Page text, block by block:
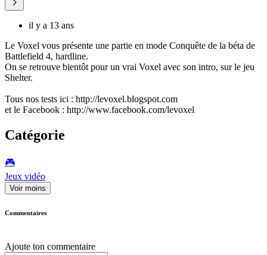
il y a 13 ans
Le Voxel vous présente une partie en mode Conquête de la béta de
Battlefield 4, hardline.
On se retrouve bientôt pour un vrai Voxel avec son intro, sur le jeu
Shelter.
Tous nos tests ici : http://levoxel.blogspot.com
et le Facebook : http://www.facebook.com/levoxel
Catégorie
🎮️
Jeux vidéo
Voir moins
Commentaires
Ajoute ton commentaire